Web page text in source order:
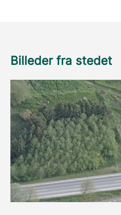
Billeder fra stedet